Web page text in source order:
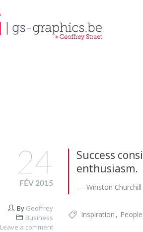
Success
enthusiasm.
Winston Churchill
24
FÉV 2015
By Geoffrey
Business
Leave a comment
Inspiration People